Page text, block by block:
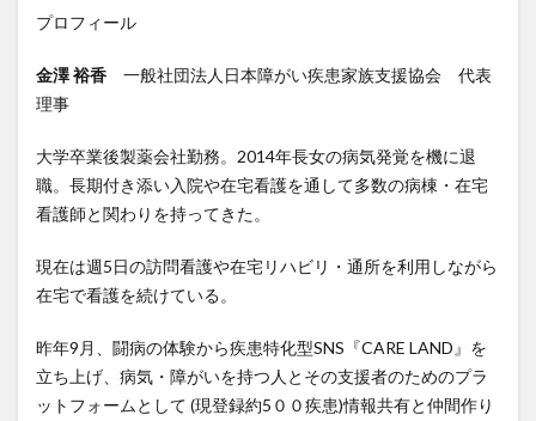
プロフィール
金澤 裕香 一般社団法人日本障がい疾患家族支援協会 代表
理事
大学卒業後製薬会社勤務。2014年長女の病気発覚を機に退
職。長期付き添い入院や在宅看護を通して多数の病棟・在宅
看護師と関わりを持ってきた。
現在は週5日の訪問看護や在宅リハビリ・通所を利用しながら
在宅で看護を続けている。
昨年9月、闘病の体験から疾患特化型SNS『CARE LAND』を
立ち上げ、病気・障がいを持つ人とその支援者のためのプラ
ットフォームとして (現登録約5００疾患)情報共有と仲間作り